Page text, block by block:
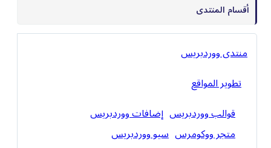
أقسام المنتدى
منتدى ووردبريس
تطوير المواقع
قوالب ووردبريس إضافات ووردبريس
متجر ووكومرس سيو ووردبريس